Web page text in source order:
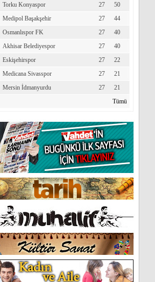
Torku Konyaspor
27
50
Medipol Başakşehir
27
44
Osmanlıspor FK
27
40
Akhisar Belediyespor
27
40
Eskişehirspor
27
22
Medicana Sivasspor
27
21
Mersin İdmanyurdu
27
21
Tümü